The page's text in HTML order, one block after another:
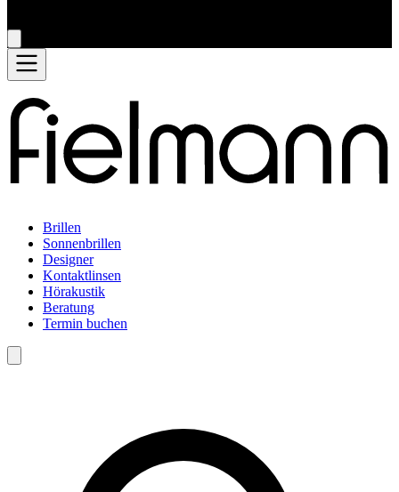
Brillen
Sonnenbrillen
Designer
Kontaktlinsen
Hörakustik
Beratung
Termin buchen